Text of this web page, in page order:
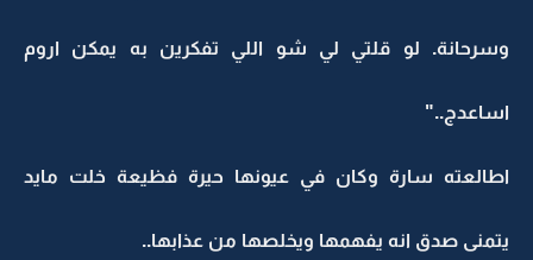
وسرحانة. لو قلتي لي شو اللي تفكرين به يمكن اروم
اساعدج.."
اطالعته سارة وكان في عيونها حيرة فظيعة خلت مايد
يتمنى صدق انه يفهمها ويخلصها من عذابها..